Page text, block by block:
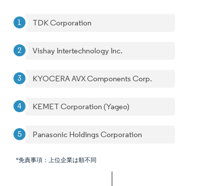
TDK Corporation
Vishay Intertechnology Inc.
KYOCERA AVX Components Corp.
KEMET Corporation (Yageo)
Panasonic Holdings Corporation
*免責事項：上位企業は順不同